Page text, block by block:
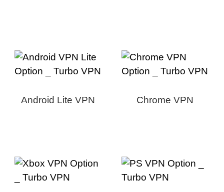
Android Lite VPN Chrome VPN